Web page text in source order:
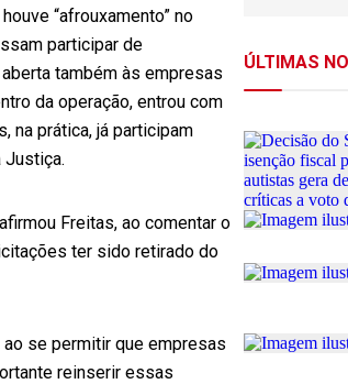
“afrouxamento” no
participar de
também às empresas
da operação, entrou com
na prática, já participam
Justiça.
Freitas, ao comentar o
ter sido retirado do
ao se permitir que empresas
reinserir essas